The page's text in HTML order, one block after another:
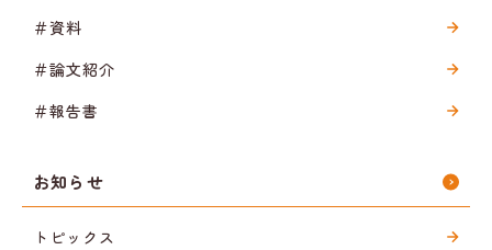
＃資料
＃論文紹介
＃報告書
お知らせ
トピックス